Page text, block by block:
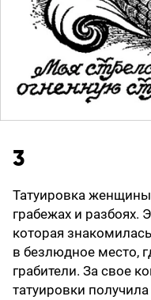
3
Татуировка
грабежах и разбоях.
которая
в безлюдное место,
грабители. За свое
татуировки